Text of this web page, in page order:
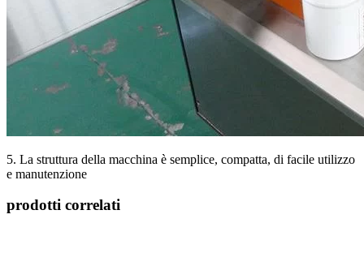
5. La struttura della macchina è semplice, compatta, di facile utilizzo
e manutenzione
prodotti correlati